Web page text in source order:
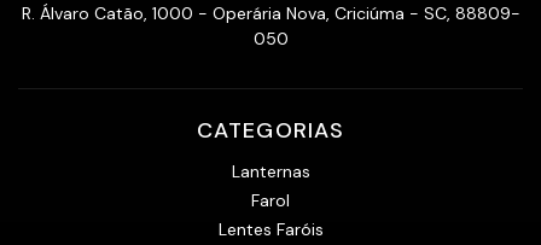
R. Álvaro Catão, 1000 - Operária Nova, Criciúma - SC, 88809-
050
CATEGORIAS
Lanternas
Farol
Lentes Faróis